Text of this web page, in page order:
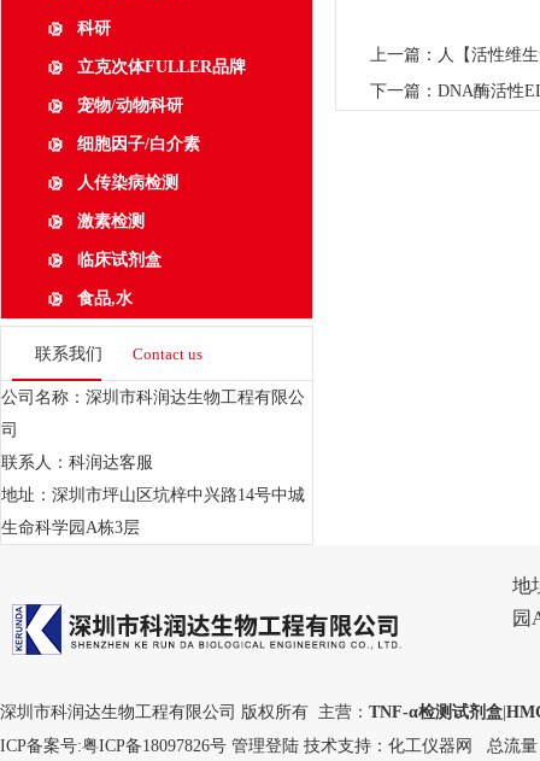
科研
立克次体FULLER品牌
宠物/动物科研
细胞因子/白介素
人传染病检测
激素检测
临床试剂盒
食品,水
联系我们 Contact us
公司名称：深圳市科润达生物工程有限公
司
联系人：科润达客服
地址：深圳市坪山区坑梓中兴路14号中城
生命科学园A栋3层
上一篇： 人【活性维
下一篇： DNA酶活性
地
园
深圳市科润达生物工程有限公司 版权所有 主营： TNF-α检测试剂盒
ICP备案号:粤ICP备18097826号 管理登陆 技术支持： 化工仪器网 总流量